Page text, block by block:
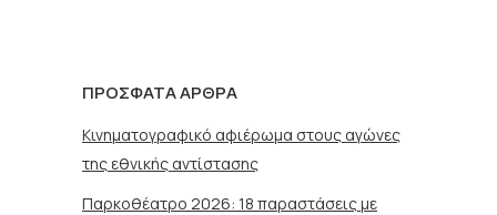
ΠΡΌΣΦΑΤΑ ΆΡΘΡΑ
Κινηματογραφικό αφιέρωμα στους αγώνες
της εθνικής αντίστασης
Παρκοθέατρο 2026: 18 παραστάσεις με